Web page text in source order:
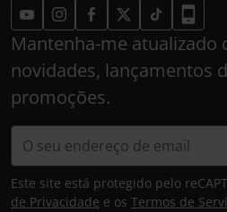
Mantenha-me atualizado
novidades, lançamentos
promoções.
Este site está protegido pelo
de Privacidade e os Termos de